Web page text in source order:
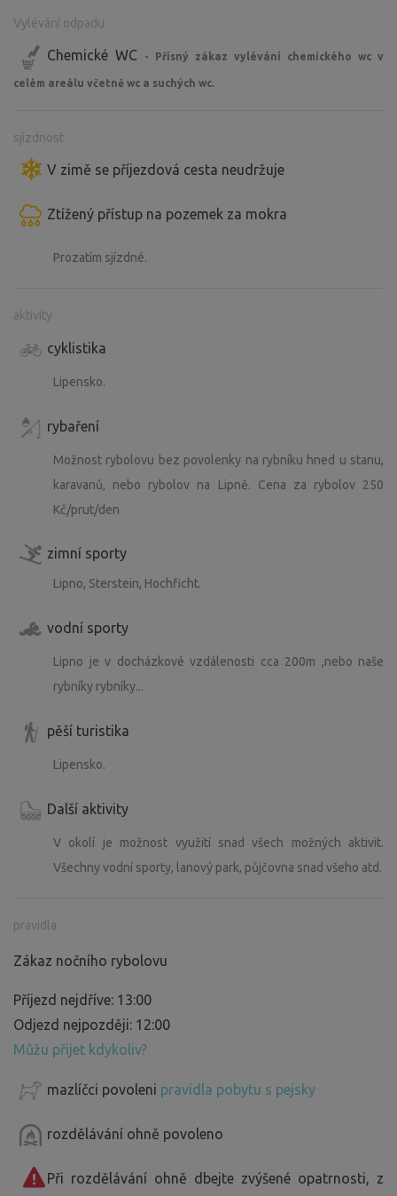
Vylévání odpadu
Chemické WC - Přísný zákaz vylévání chemického wc v
celém areálu včetně wc a suchých wc.
sjízdnost
V zimě se příjezdová cesta neudržuje
Ztížený přístup na pozemek za mokra
Prozatím sjízdné.
aktivity
cyklistika
Lipensko.
rybaření
Možnost rybolovu bez povolenky na rybníku hned u stanu,
karavanů, nebo rybolov na Lipně. Cena za rybolov 250
Kč/prut/den
zimní sporty
Lipno, Sterstein, Hochficht.
vodní sporty
Lipno je v docházkové vzdálenosti cca 200m ,nebo naše
rybníky rybníky...
pěší turistika
Lipensko.
Další aktivity
V okolí je možnost využití snad všech možných aktivit.
Všechny vodní sporty, lanový park, půjčovna snad všeho atd.
pravidla
Zákaz nočního rybolovu
Příjezd nejdříve: 13:00
Odjezd nejpozději: 12:00
Můžu přijet kdykoliv?
mazlíčci povoleni pravidla pobytu s pejsky
rozdělávání ohně povoleno
Při rozdělávání ohně dbejte zvýšené opatrnosti, z